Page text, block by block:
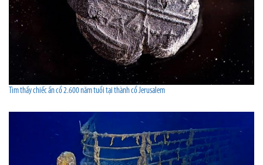
Tìm thấy chiếc ấn cổ 2.600 năm tuổi tại thành cổ Jerusalem